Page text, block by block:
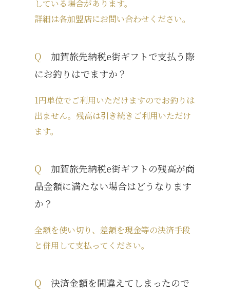
している場合があります。
詳細は各加盟店にお問い合わせください。
Q
加賀旅先納税e街ギフトで支払う際
にお釣りはでますか？
1円単位でご利用いただけますのでお釣りは
出ません。残高は引き続きご利用いただけ
ます。
Q
加賀旅先納税e街ギフトの残高が商
品金額に満たない場合はどうなります
か？
全額を使い切り、差額を現金等の決済手段
と併用して支払ってください。
Q 決済金額を間違えてしまったので